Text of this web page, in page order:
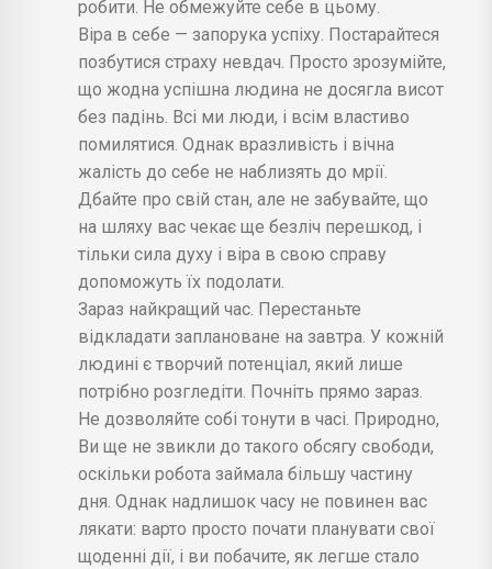
робити. Не обмежуйте себе в цьому.
Віра в себе — запорука успіху. Постарайтеся
позбутися страху невдач. Просто зрозумійте,
що жодна успішна людина не досягла висот
без падінь. Всі ми люди, і всім властиво
помилятися. Однак вразливість і вічна
жалість до себе не наблизять до мрії.
Дбайте про свій стан, але не забувайте, що
на шляху вас чекає ще безліч перешкод, і
тільки сила духу і віра в свою справу
допоможуть їх подолати.
Зараз найкращий час. Перестаньте
відкладати заплановане на завтра. У кожній
людині є творчий потенціал, який лише
потрібно розгледіти. Почніть прямо зараз.
Не дозволяйте собі тонути в часі. Природно,
Ви ще не звикли до такого обсягу свободи,
оскільки робота займала більшу частину
дня. Однак надлишок часу не повинен вас
лякати: варто просто почати планувати свої
щоденні дії, і ви побачите, як легше стало